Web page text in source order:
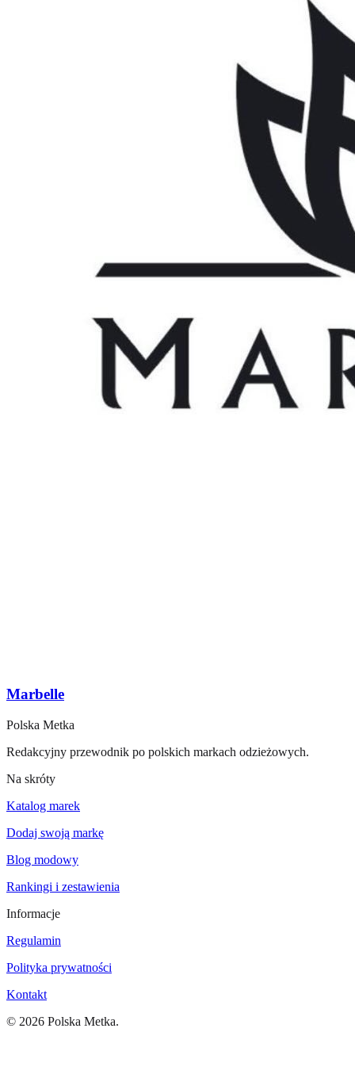
Marbelle
Polska Metka
Redakcyjny przewodnik po polskich markach odzieżowych.
Na skróty
Katalog marek
Dodaj swoją markę
Blog modowy
Rankingi i zestawienia
Informacje
Regulamin
Polityka prywatności
Kontakt
© 2026 Polska Metka.